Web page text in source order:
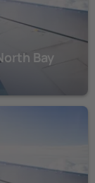
Bay